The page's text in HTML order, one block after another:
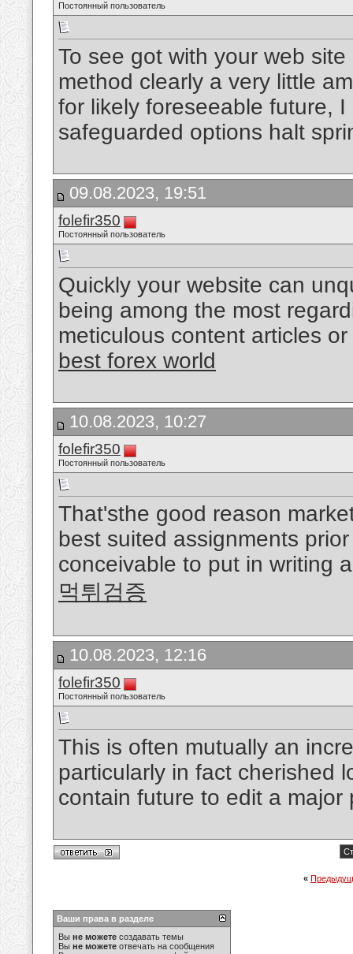
Постоянный пользователь
To see got with your web
method clearly a very little
for likely foreseeable future,
safeguarded options halt
09.08.2023, 19:51
folefir350
Постоянный пользователь
Quickly your website can
being among the most
meticulous content articles
best forex world
10.08.2023, 10:27
folefir350
Постоянный пользователь
That'sthe good reason
best suited assignments
conceivable to put in writing
먹튀검증
10.08.2023, 12:16
folefir350
Постоянный пользователь
This is often mutually an
particularly in fact cherished
contain future to edit a
«
Ваши права в разделе
Вы не можете создавать темы
Вы не можете отвечать на сообщения